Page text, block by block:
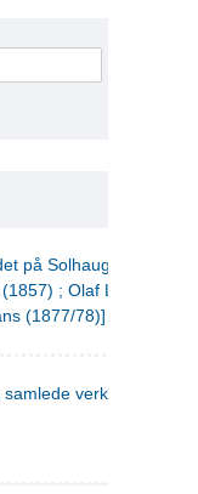
på Solhaug (1883) ;
; Olaf Liljekrans
(1877/78)]
verker. 3